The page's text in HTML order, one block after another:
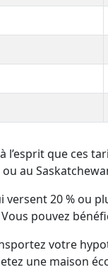
l’esprit que ces
ou au
versent 20 % ou
pouvez
votre
une maison